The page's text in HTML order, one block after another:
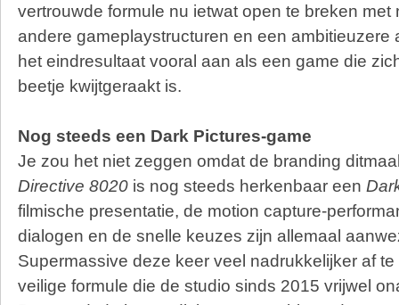
vertrouwde formule nu ietwat open te breken met
andere gameplaystructuren en een ambitieuzere
het eindresultaat vooral aan als een game die
beetje kwijtgeraakt is.
Nog steeds een Dark Pictures-game
Je zou het niet zeggen omdat de branding
Directive 8020 is nog steeds herkenbaar een
filmische presentatie, de motion capture-
dialogen en de snelle keuzes zijn allemaal
Supermassive deze keer veel nadrukkelijker af
veilige formule die de studio sinds 2015 vrijwel